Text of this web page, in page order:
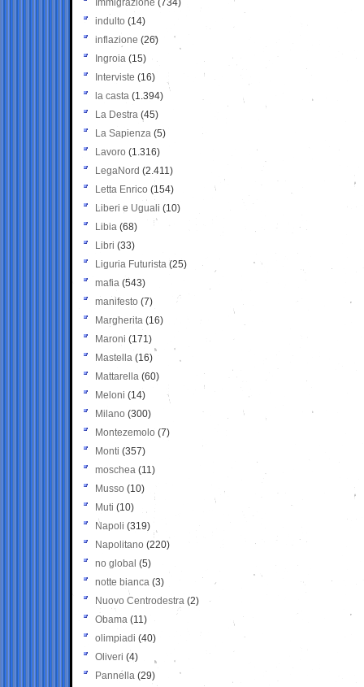
Immigrazione (734)
indulto (14)
inflazione (26)
Ingroia (15)
Interviste (16)
la casta (1.394)
La Destra (45)
La Sapienza (5)
Lavoro (1.316)
LegaNord (2.411)
Letta Enrico (154)
Liberi e Uguali (10)
Libia (68)
Libri (33)
Liguria Futurista (25)
mafia (543)
manifesto (7)
Margherita (16)
Maroni (171)
Mastella (16)
Mattarella (60)
Meloni (14)
Milano (300)
Montezemolo (7)
Monti (357)
moschea (11)
Musso (10)
Muti (10)
Napoli (319)
Napolitano (220)
no global (5)
notte bianca (3)
Nuovo Centrodestra (2)
Obama (11)
olimpiadi (40)
Oliveri (4)
Pannella (29)